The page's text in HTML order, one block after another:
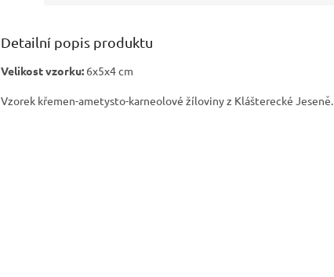
Detailní popis produktu
Velikost vzorku: 6x5x4 cm
Vzorek křemen-ametysto-karneolové žíloviny z Klášterecké Jeseně.